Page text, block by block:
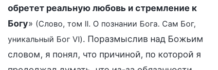
обретет реальную любовь и стремление к
Богу» (Слово, том II. О познании Бога. Сам Бог,
уникальный Бог VI). Поразмыслив над Божьим
словом, я понял, что причиной, по которой я